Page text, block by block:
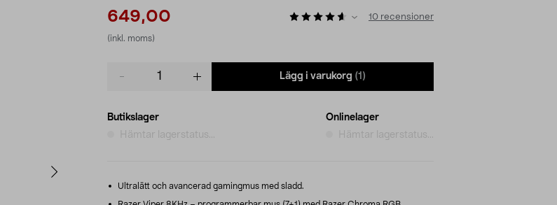
649,00
(inkl. moms)
10 recensioner
Lägg i varukorg (1)
Butikslager
Hämtar lagerstatus...
Onlinelager
Hämtar lagerstatus...
Ultralätt och avancerad gamingmus med sladd.